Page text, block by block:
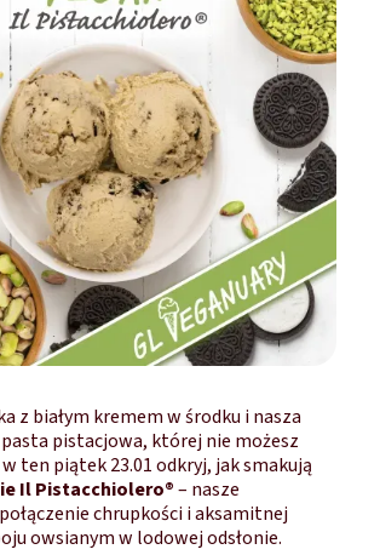
z białym kremem w środku i nasza
pistacjowa, której nie możesz
ten piątek 23.01 odkryj, jak smakują
Il Pistacchiolero®– nasze
chrupkości i aksamitnej
owsianym w lodowej odsłonie.